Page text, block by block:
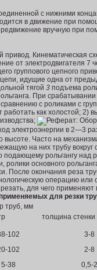
с нижними
в движение при
вруч­ную при
Кинематическая
от электродвигателя 7
группового цеп­ного
идущие одна от
тягой 3 подъема
При
с роликами с
как холостой; 2)
электроэнергии в 2—3
Часто на
на них трубу вокруг
подающему рольгангу
ролики основного
После окончания реза
операцию или
для чего
для резки
труб, мм
толщина стенки
102
102
5-38
3-8
2-8
0,5-2